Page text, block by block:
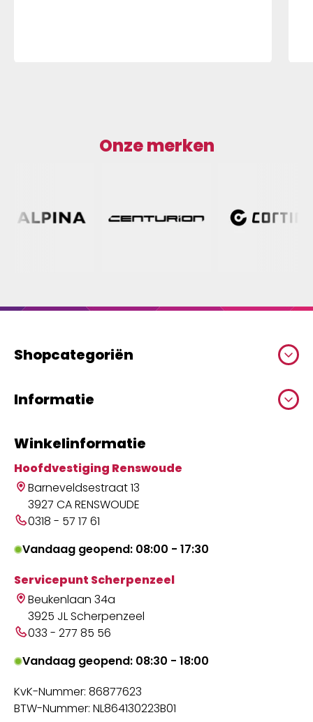
Onze merken
Shopcategoriën
Informatie
Winkelinformatie
Hoofdvestiging Renswoude
Barneveldsestraat 13
3927 CA RENSWOUDE
0318 - 57 17 61
Vandaag geopend: 08:00 - 17:30
Servicepunt Scherpenzeel
Beukenlaan 34a
3925 JL Scherpenzeel
033 - 277 85 56
Vandaag geopend: 08:30 - 18:00
KvK-Nummer: 86877623
BTW-Nummer: NL864130223B01